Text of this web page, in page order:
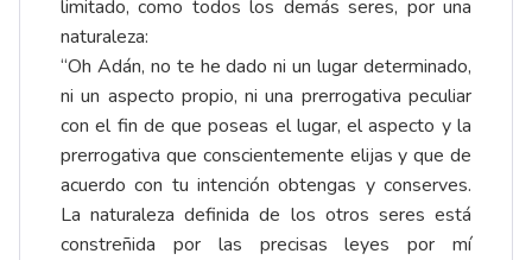
limitado, como todos los demás seres, por una
naturaleza:
“Oh Adán, no te he dado ni un lugar determinado,
ni un aspecto propio, ni una prerrogativa peculiar
con el fin de que poseas el lugar, el aspecto y la
prerrogativa que conscientemente elijas y que de
acuerdo con tu intención obtengas y conserves.
La naturaleza definida de los otros seres está
constreñida por las precisas leyes por mí